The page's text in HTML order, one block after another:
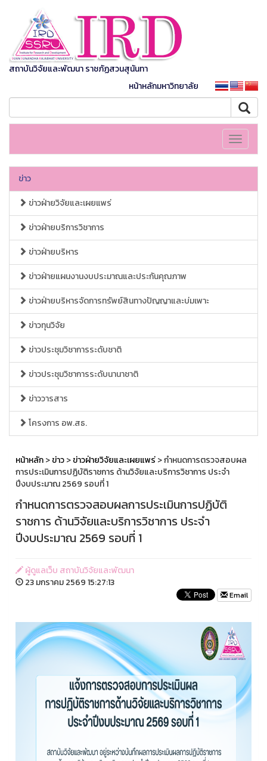
สถาบันวิจัยและพัฒนา ราชภัฏสวนสุนันทา
หน้าหลักมหาวิทยาลัย
Toggle
ข่าว
ข่าวฝ่ายวิจัยและเผยแพร่
ข่าวฝ่ายบริการวิชาการ
ข่าวฝ่ายบริหาร
ข่าวฝ่ายแผนงานงบประมาณและประกันคุณภาพ
ข่าวฝ่ายบริหารจัดการทรัพย์สินทางปัญญาและบ่มเพาะ
ข่าวทุนวิจัย
ข่าวประชุมวิชาการระดับชาติ
ข่าวประชุมวิชาการระดับนานาชาติ
ข่าววารสาร
โครงการ อพ.สธ.
หน้าหลัก>ข่าว>ข่าวฝ่ายวิจัยและเผยแพร่> กำหนดการตรวจสอบผล
การประเมินการปฏิบัติราชการ ด้านวิจัยและบริการวิชาการ ประจำ
ปีงบประมาณ 2569 รอบที่ 1
กำหนดการตรวจสอบผลการประเมินการปฏิบัติ
ราชการ ด้านวิจัยและบริการวิชาการ ประจำ
ปีงบประมาณ 2569 รอบที่ 1
ผู้ดูแลเว็บ สถาบันวิจัยและพัฒนา
23 มกราคม 2569 15:27:13
Email